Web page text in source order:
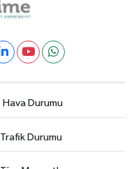
Hava Durumu
Trafik Durumu